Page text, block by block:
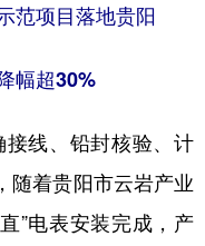
贵州 健康贵州
直达
范项目落地贵阳
幅超30%
线、铅封核验、计
着贵阳市云岩产业
”电表安装完成，产